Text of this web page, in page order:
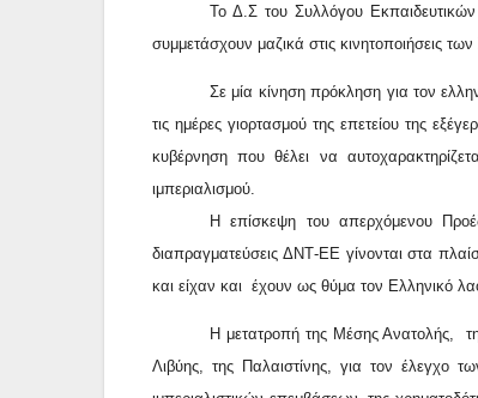
Το Δ.Σ του Συλλόγου
συμμετάσχουν μαζικά στις κινητοποιήσεις
Σε μία κίνηση πρόκληση για τον
τις ημέρες γιορτασμού της επετείου της
κυβέρνηση που θέλει να
ιμπεριαλισμού.
Η επίσκεψη του απερχόμενου
διαπραγματεύσεις ΔΝΤ-ΕΕ γίνονται στα
και είχαν και έχουν ως θύμα τον Ελληνικό
Η μετατροπή της Μέσης Ανατολής,
Λιβύης, της Παλαιστίνης, για τον έλεγχο